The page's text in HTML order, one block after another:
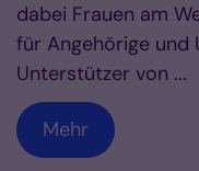
dabei Frauen am
für Angehörige und
Unterstützer von ...
Mehr